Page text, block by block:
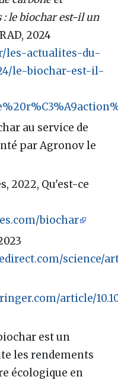
: le biochar est-il un
2024
les-actualites-du-
le-biochar-est-il-
au service de
par Agronov le
2022, Qu'est-ce
biochar
science/
article/
est un
les rendements
écologique en